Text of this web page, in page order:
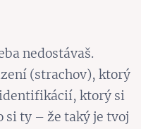
nedostávaš.
(strachov), ktorý
ktorý si
si ty – že taký je tvoj